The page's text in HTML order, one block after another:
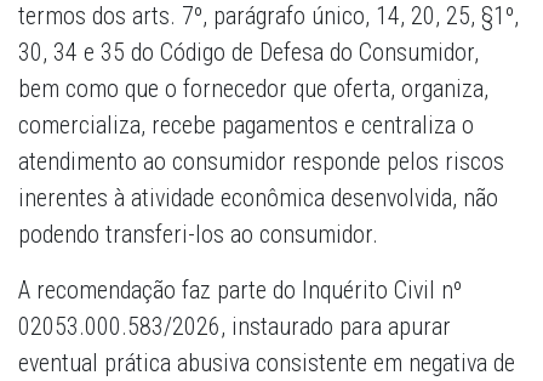
termos dos arts. 7º, parágrafo único, 14, 20, 25, §1º,
30, 34 e 35 do Código de Defesa do Consumidor,
bem como que o fornecedor que oferta, organiza,
comercializa, recebe pagamentos e centraliza o
atendimento ao consumidor responde pelos riscos
inerentes à atividade econômica desenvolvida, não
podendo transferi-los ao consumidor.
A recomendação faz parte do Inquérito Civil nº
02053.000.583/2026, instaurado para apurar
eventual prática abusiva consistente em negativa de